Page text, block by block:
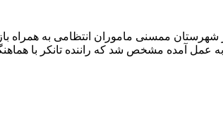
شهرستان ممسنی ماموران انتظامی به
در بررسی‌های به عمل آمده مشخص شد که راننده